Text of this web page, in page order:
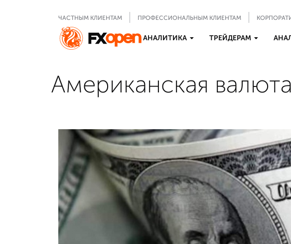
ЧАСТНЫМ КЛИЕНТАМ ПРОФЕССИОНАЛЬНЫМ КЛИЕНТАМ
АНАЛИТИКА ТРЕЙДЕРАМ
Американская